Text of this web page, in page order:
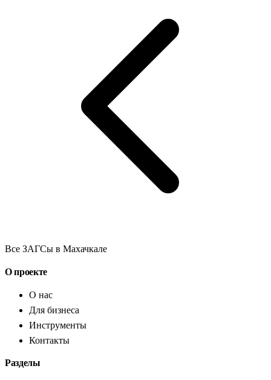
Все ЗАГСы в Махачкале
О проекте
О нас
Для бизнеса
Инструменты
Контакты
Разделы